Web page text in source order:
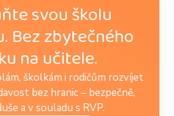
svou školu
Bez zbytečného
na učitele.
školkám i rodičům rozvíjet
bez hranic – bezpečně,
a v souladu s RVP.